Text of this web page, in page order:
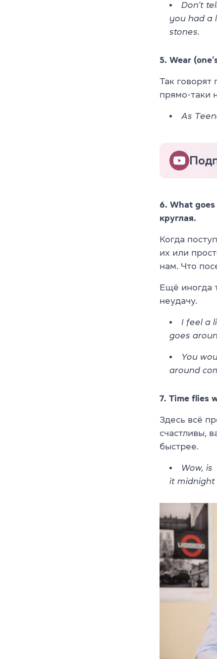
Don’t
you had a
stones.
5. Wear
Так говорят
прямо-таки
As
6. What
круглая.
Когда
их или
нам. Что
Ещё иногда
неудачу.
I feel a
goes
You
around
7. Time flies
Здесь всё
счастливы,
быстрее.
Wow, is
it midnight